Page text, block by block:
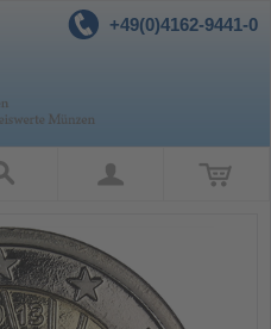
+49(0)4162-9441-0